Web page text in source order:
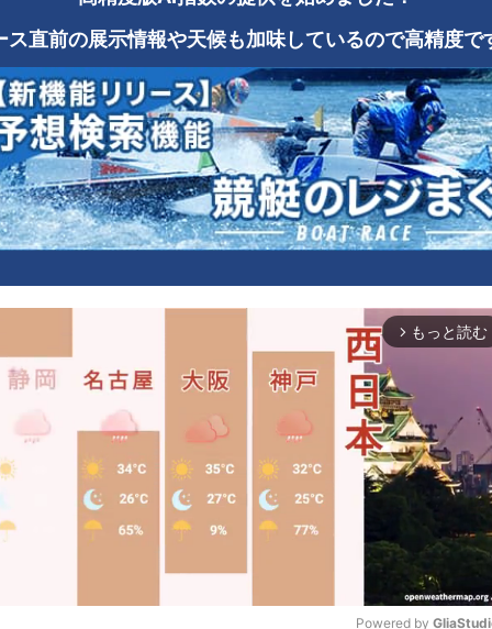
ス直前の展示情報や天候も加味しているので高精度で
arrow_forward_ios もっと読む
Powered by